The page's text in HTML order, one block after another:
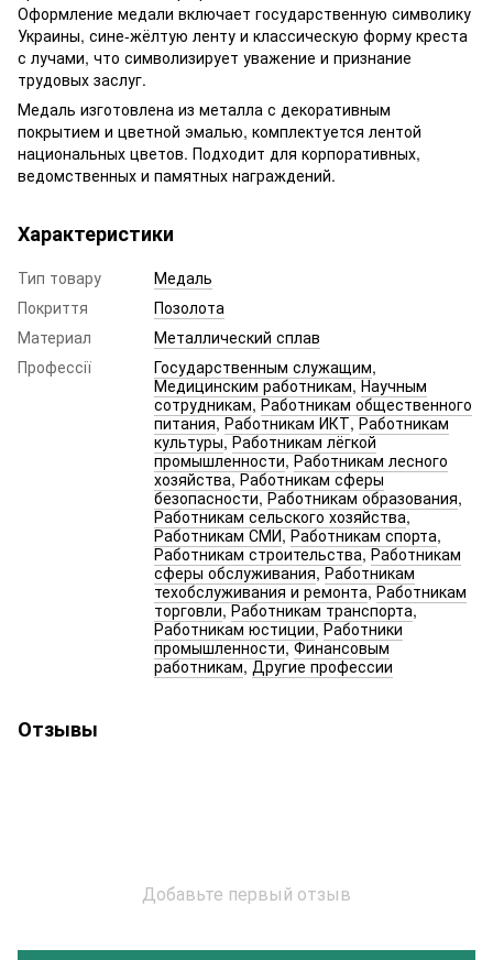
Оформление медали включает государственную символику
Украины, сине-жёлтую ленту и классическую форму креста
с лучами, что символизирует уважение и признание
трудовых заслуг.
Медаль изготовлена из металла с декоративным
покрытием и цветной эмалью, комплектуется лентой
национальных цветов. Подходит для корпоративных,
ведомственных и памятных награждений.
Характеристики
Тип товару
Медаль
Покриття
Позолота
Материал
Металлический сплав
Профессії
Государственным служащим,
Медицинским работникам,Научным
сотрудникам,Работникам общественного
питания,Работникам ИКТ,Работникам
культуры,Работникам лёгкой
промышленности,Работникам лесного
хозяйства,Работникам сферы
безопасности,Работникам образования,
Работникам сельского хозяйства,
Работникам СМИ,Работникам спорта,
Работникам строительства,Работникам
сферы обслуживания,Работникам
техобслуживания и ремонта,Работникам
торговли,Работникам транспорта,
Работникам юстиции,Работники
промышленности,Финансовым
работникам,Другие профессии
Отзывы
Добавьте первый отзыв